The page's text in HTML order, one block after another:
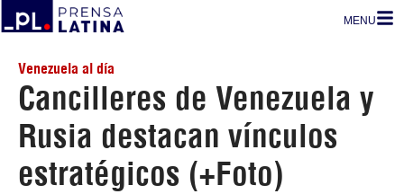
MENU
Venezuela al día
Cancilleres de Venezuela y
Rusia destacan vínculos
estratégicos (+Foto)